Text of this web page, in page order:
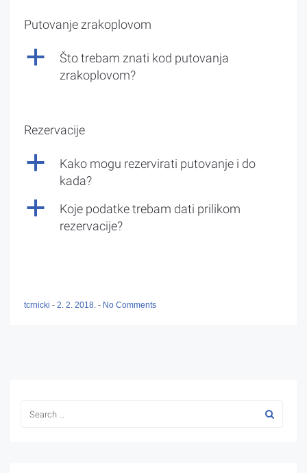
Putovanje zrakoplovom
a
Što trebam znati kod putovanja
zrakoplovom?
Rezervacije
a
Kako mogu rezervirati putovanje i do
kada?
a
Koje podatke trebam dati prilikom
rezervacije?
tcrnicki - 2. 2. 2018. - No Comments